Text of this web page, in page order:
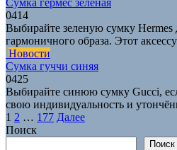
0414
Выбирайте зеленую сумку Hermes
гармоничного образа. Этот
Новости
Сумка гуччи синяя
0425
Выбирайте синюю сумку Gucci,
свою индивидуальность и
Пагинация
записей
1 2 … 177 Далее
Поиск
Поиск